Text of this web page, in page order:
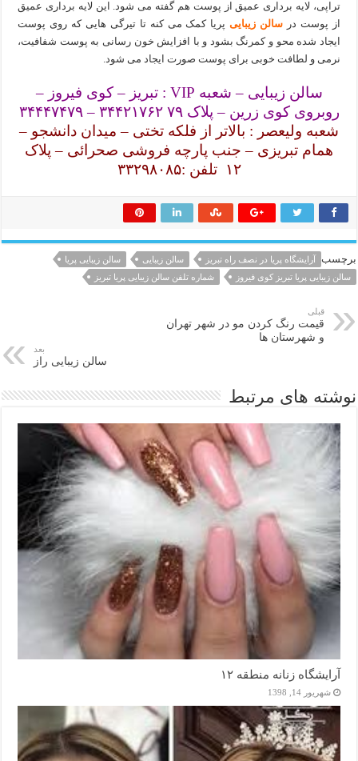
تراپی، لایه برداری عمیق از پوست هم گفته می شود. این لایه برداری عمیق
از پوست در سالن زیباییپریا کمک می کنه تا تیرگی هایی که روی پوست
ایجاد شده محو و کمرنگ بشود و با افزایش خون رسانی به پوست شفافیت،
نرمی و لطافت خوبی برای پوست صورت ایجاد می شود.
سالن زیبایی – شعبه VIP : تبریز – کوی فیروز –
روبروی کوی زرین – پلاک ۷۹ ۳۴۴۲۱۷۶۲ – ۳۴۴۴۷۴۷۹
شعبه ولیعصر : بالاتر از فلکه تختی – میدان دانشجو –
همام تبریزی – جنب پارچه فروشی صحرائی – پلاک
۱۲ تلفن :۳۳۲۹۸۰۸۵
برچسب آرایشگاه پریا در نصف راه تبریز سالن زیبایی
سالن زیبایی پریا
سالن زیبایی پریا تبریز کوی فیروز
شماره تلفن سالن زیبایی پریا تبریز
قبلی
قیمت رنگ کردن مو در شهر تهران
و شهرستان ها
بعد
سالن زیبایی راز
نوشته های مرتبط
آرایشگاه زنانه منطقه ۱۲
شهریور 14, 1398